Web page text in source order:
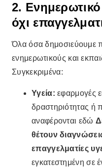
2.
όχι
Όλα όσα δημοσιεύουμε
ενημερωτικούς και
Συγκεκριμένα:
Υγεία: εφαρμογές
δραστηριότητας
αναφέρονται εδώ
θέτουν
επαγγελματίες
εγκατεστημένη σε